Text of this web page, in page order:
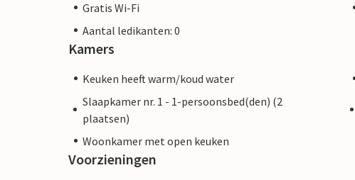
Gratis Wi-Fi
Aantal ledikanten: 0
Kamers
Keuken heeft warm/koud water
Slaapkamer nr. 1 - 1-persoonsbed(den) (2
plaatsen)
Woonkamer met open keuken
Voorzieningen